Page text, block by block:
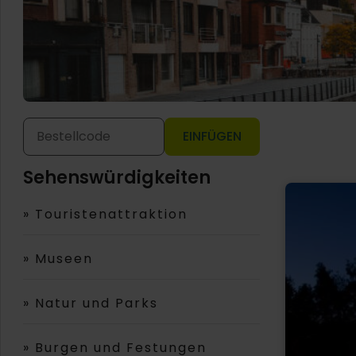
EINFÜGEN
Sehenswürdigkeiten
» Touristenattraktion
» Museen
» Natur und Parks
» Burgen und Festungen